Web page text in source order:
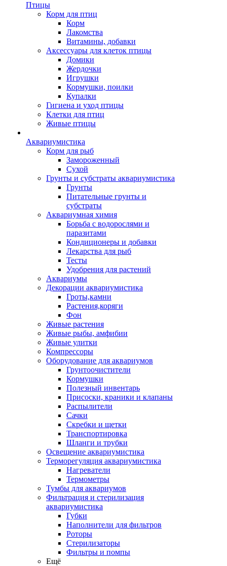
Птицы
Корм для птиц
Корм
Лакомства
Витамины, добавки
Аксессуары для клеток птицы
Домики
Жердочки
Игрушки
Кормушки, поилки
Купалки
Гигиена и уход птицы
Клетки для птиц
Живые птицы
Аквариумистика
Корм для рыб
Замороженный
Сухой
Грунты и субстраты аквариумистика
Грунты
Питательные грунты и
субстраты
Аквариумная химия
Борьба с водорослями и
паразитами
Кондиционеры и добавки
Лекарства для рыб
Тесты
Удобрения для растений
Аквариумы
Декорации аквариумистика
Гроты,камни
Растения,коряги
Фон
Живые растения
Живые рыбы, амфибии
Живые улитки
Компрессоры
Оборудование для аквариумов
Грунтоочистители
Кормушки
Полезный инвентарь
Присоски, краники и клапаны
Распылители
Сачки
Скребки и щетки
Транспортировка
Шланги и трубки
Освещение аквариумистика
Терморегуляция аквариумистика
Нагреватели
Термометры
Тумбы для аквариумов
Фильтрация и стерилизация
аквариумистика
Губки
Наполнители для фильтров
Роторы
Стерилизаторы
Фильтры и помпы
Ещё